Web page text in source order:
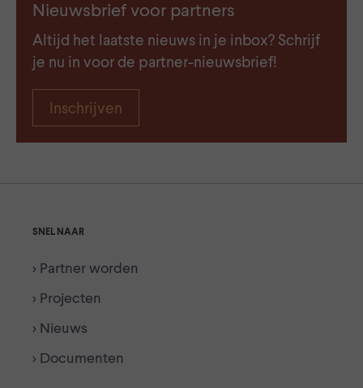
Nieuwsbrief voor partners
Altijd het laatste nieuws in je inbox? Schrijf
je nu in voor de partner-nieuwsbrief!
Inschrijven
SNEL NAAR
> Partner worden
> Projecten
> Nieuws
> Documenten